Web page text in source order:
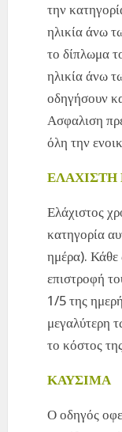
την
ηλικία άνω
το δίπλωμα
ηλικία άνω
οδηγήσουν
Ασφαλιση
όλη την
Ελάχιστος
κατηγορία
ημέρα). Κάθε
επιστροφή
1/5 της
μεγαλύτερη
το κόστος
ΚΑΥΣΙΜΑ
Ο οδηγός